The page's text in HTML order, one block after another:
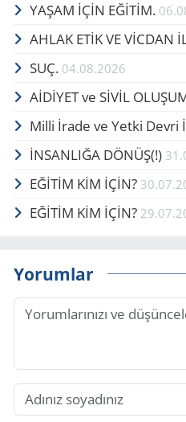
YAŞAM İÇİN EĞİTİM.
AHLAK ETİK VE VİCDAN
SUÇ. 04.08.2026
AİDİYET ve SİVİL
Milli İrade ve Yetki Devri
İNSANLIĞA DÖNÜŞ(!)
EĞİTİM KİM İÇİN?
EĞİTİM KİM İÇİN?
Yorumlar